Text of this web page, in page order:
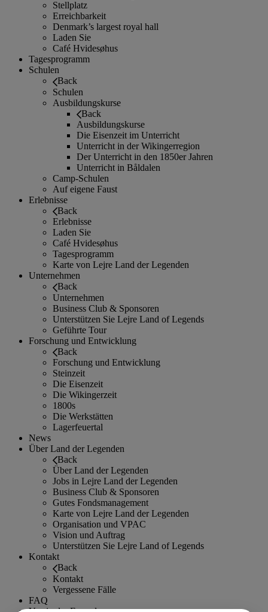
Stellplatz
Erreichbarkeit
Denmark’s largest royal hall
Laden Sie
Café Hvidesøhus
Tagesprogramm
Schulen
Back
Schulen
Ausbildungskurse
Back
Ausbildungskurse
Die Eisenzeit im Unterricht
Unterricht in der Wikingerregion
Der Unterricht in den 1850er Jahren
Unterricht in Båldalen
Camp-Schulen
Auf eigene Faust
Erlebnisse
Back
Erlebnisse
Laden Sie
Café Hvidesøhus
Tagesprogramm
Karte von Lejre Land der Legenden
Unternehmen
Back
Unternehmen
Business Club & Sponsoren
Unterstützen Sie Lejre Land of Legends
Geführte Tour
Forschung und Entwicklung
Back
Forschung und Entwicklung
Steinzeit
Die Eisenzeit
Die Wikingerzeit
1800s
Die Werkstätten
Lagerfeuertal
News
Über Land der Legenden
Back
Über Land der Legenden
Jobs in Lejre Land der Legenden
Business Club & Sponsoren
Gutes Fondsmanagement
Karte von Lejre Land der Legenden
Organisation und VPAC
Vision und Auftrag
Unterstützen Sie Lejre Land of Legends
Kontakt
Back
Kontakt
Vergessene Fälle
FAQ